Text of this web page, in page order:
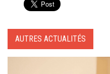
AUTRES ACTUALITÉS